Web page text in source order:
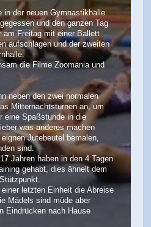
in der neuen Gymnastikhalle
und den ganzen Tag
am Freitag mit einer Ballett
aufschlagen und der zweiten
die Filme Zoomania und
neben den zwei normalen
Mitternachtsturnen an, um
eine Spaßstunde in die
was anderes machen
Jutebeutel bemalen,
sind.
Jahren haben in den 4 Tagen
gehabt, dies ähnelt dem
letzten Einheit die Abreise
Mädels sind müde aber
Eindrücken nach Hause